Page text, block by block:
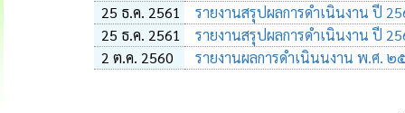
25 ธ.ค. 2561
รายงานสรุปผลการดำเนินงาน ปี
25 ธ.ค. 2561
รายงานสรุปผลการดำเนินงาน ปี
2 ต.ค. 2560
รายงานผลการดำเนินนงาน พ.ศ.